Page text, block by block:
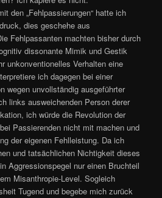
den „Fehlpassierungen“ hatte ich
dies geschehe aus
Fehlpassanten machten bisher durch
dissonante Mimik und Gestik
unkonventionelles Verhalten eine
ich dagegen bei einer
wegen unvollständig ausgeführter
links ausweichenden Person derer
ich würde die Revolution der
Passierenden nicht mit machen und
der eigenen Fehlleistung. Da ich
und tatsächlichen Nichtigkeit dieses
Aggressionspegel nur einen Bruchteil
Misanthropie-Level. Sogleich
Tugend und begebe mich zurück